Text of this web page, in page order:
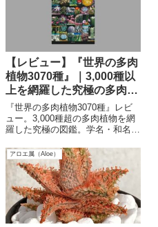
【レビュー】『世界の多肉
植物3070種』｜3,000種以
上を網羅した究極の多肉植
物図鑑
『世界の多肉植物3070種』レビ
ュー。3,000種超の多肉植物を網
羅した究極の図鑑。学名・和名・
の一冊。
アロエ属（Aloe）